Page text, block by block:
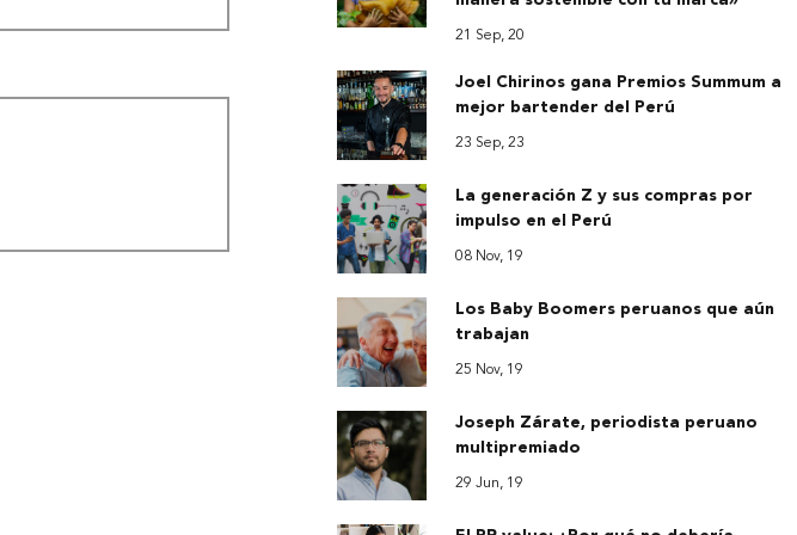
21 Sep, 20
Joel Chirinos gana Premios Summum a
mejor bartender del Perú
23 Sep, 23
La generación Z y sus compras por
impulso en el Perú
08 Nov, 19
Los Baby Boomers peruanos que aún
trabajan
25 Nov, 19
Joseph Zárate, periodista peruano
multipremiado
29 Jun, 19